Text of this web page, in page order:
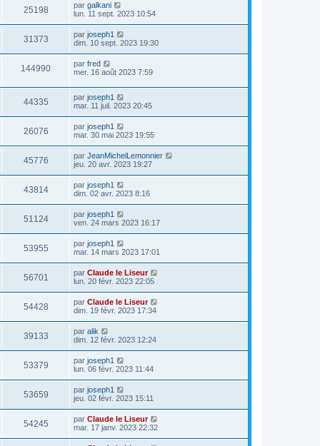
25198 par galkani
lun. 11 sept. 2023 10:54
31373 par joseph1
dim. 10 sept. 2023 19:30
144990 par fred
mer. 16 août 2023 7:59
44335 par joseph1
mar. 11 juil. 2023 20:45
26076 par joseph1
mar. 30 mai 2023 19:55
45776 par JeanMichelLemonnier
jeu. 20 avr. 2023 19:27
43814 par joseph1
dim. 02 avr. 2023 8:16
51124 par joseph1
ven. 24 mars 2023 16:17
53955 par joseph1
mar. 14 mars 2023 17:01
56701 par Claude le Liseur
lun. 20 févr. 2023 22:05
54428 par Claude le Liseur
dim. 19 févr. 2023 17:34
39133 par alik
dim. 12 févr. 2023 12:24
53379 par joseph1
lun. 06 févr. 2023 11:44
53659 par joseph1
jeu. 02 févr. 2023 15:11
54245 par Claude le Liseur
mar. 17 janv. 2023 22:32